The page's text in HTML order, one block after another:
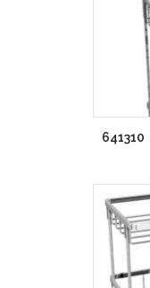
641310